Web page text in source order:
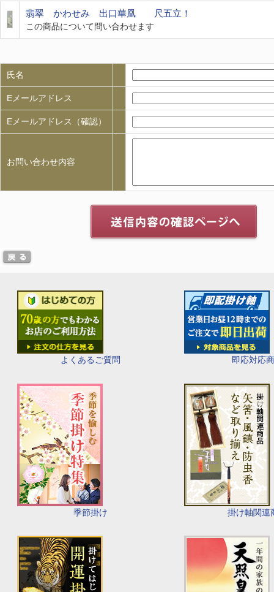
よくあるご質問 即応対応
季節掛け 掛け軸関連
翡翠 かわせみ 出口華凰 尺五立！
この商品について問い合わせます
氏名
Eメールアドレス
Eメールアドレス（確認）
お問い合わせ内容